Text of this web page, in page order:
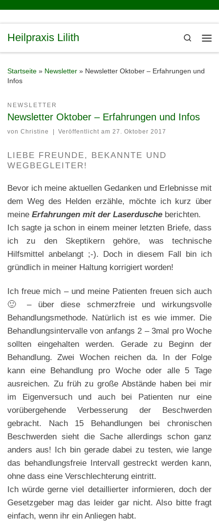
Heilpraxis Lilith
Search
Startseite » Newsletter » Newsletter Oktober – Erfahrungen und
Infos
NEWSLETTER
Newsletter Oktober – Erfahrungen und Infos
von Christine Veröffentlicht am27. Oktober 2017
LIEBE FREUNDE, BEKANNTE UND
WEGBEGLEITER!
Bevor ich meine aktuellen Gedanken und Erlebnisse mit
dem Weg des Helden erzähle, möchte ich kurz über
meine Erfahrungen mit der Laserdusche berichten.
Ich sagte ja schon in einem meiner letzten Briefe, dass
ich zu den Skeptikern gehöre, was technische
Hilfsmittel anbelangt ;-). Doch in diesem Fall bin ich
gründlich in meiner Haltung korrigiert worden!
Ich freue mich – und meine Patienten freuen sich auch
🙂 – über diese schmerzfreie und wirkungsvolle
Behandlungsmethode. Natürlich ist es wie immer. Die
Behandlungsintervalle von anfangs 2 – 3mal pro Woche
sollten eingehalten werden. Gerade zu Beginn der
Behandlung. Zwei Wochen reichen da. In der Folge
kann eine Behandlung pro Woche oder alle 5 Tage
ausreichen. Zu früh zu große Abstände haben bei mir
im Eigenversuch und auch bei Patienten nur eine
vorübergehende Verbesserung der Beschwerden
gebracht. Nach 15 Behandlungen bei chronischen
Beschwerden sieht die Sache allerdings schon ganz
anders aus! Ich bin gerade dabei zu testen, wie lange
das behandlungsfreie Intervall gestreckt werden kann,
ohne dass eine Verschlechterung eintritt.
Ich würde gerne viel detaillierter informieren, doch der
Gesetzgeber mag das leider gar nicht. Also bitte fragt
einfach, wenn ihr ein Anliegen habt.